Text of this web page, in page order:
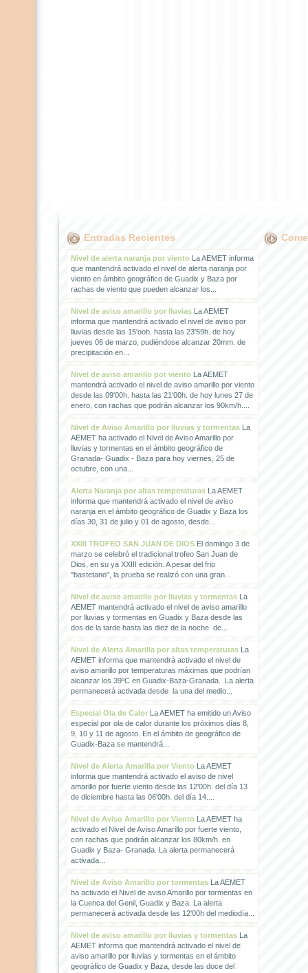
Entradas Recientes
Nivel de alerta naranja por vientoLa AEMET informa
que mantendrá activado el nivel de alerta naranja por
viento en ámbito geográfico de Guadix y Baza por
rachas de viento que pueden alcanzar los...
Nivel de aviso amarillo por lluviasLa AEMET
informa que mantendrá activado el nivel de aviso por
lluvias desde las 15'ooh. hasta las 23'59h. de hoy
jueves 06 de marzo, pudiéndose alcanzar 20mm. de
precipitación en...
Nivel de aviso amarillo por vientoLa AEMET
mantendrá activado el nivel de aviso amarillo por viento
desde las 09'00h. hasta las 21'00h. de hoy lunes 27 de
enero, con rachas que podrán alcanzar los 90km/h....
Nivel de Aviso Amarillo por lluvias y tormentasLa
AEMET ha activado el Nivel de Aviso Amarillo por
lluvias y tormentas en el ámbito geográfico de
Granada- Guadix - Baza para hoy viernes, 25 de
octubre, con una...
Alerta Naranja por altas temperaturasLa AEMET
informa que mantendrá activado el nivel de aviso
naranja en el ámbito geográfico de Guadix y Baza los
días 30, 31 de julio y 01 de agosto, desde...
XXIII TROFEO SAN JUAN DE DIOSEl domingo 3 de
marzo se celebró el tradicional trofeo San Juan de
Dios, en su ya XXIII edición. A pesar del frio
"bastetano", la prueba se realizó con una gran...
Nivel de aviso amarillo por lluvias y tormentasLa
AEMET mantendrá activado el nivel de aviso amarillo
por lluvias y tormentas en Guadix y Baza desde las
dos de la tarde hasta las diez de la noche de...
Nivel de Alerta Amarilla por altas temperaturasLa
AEMET informa que mantendrá activado el nivel de
aviso amarillo por temperaturas máximas que podrían
alcanzar los 39ºC en Guadix-Baza-Granada. La alerta
permanecerá activada desde la una del medio...
Especial Ola de CalorLa AEMET ha emitido un Aviso
especial por ola de calor durante los próximos días 8,
9, 10 y 11 de agosto. En el ámbito de geográfico de
Guadix-Baza se mantendrá...
Nivel de Alerta Amarilla por VientoLa AEMET
informa que mantendrá activado el aviso de nivel
amarillo por fuerte viento desde las 12'00h. del día 13
de diciembre hasta las 06'00h. del día 14....
Nivel de Aviso Amarillo por VientoLa AEMET ha
activado el Nivel de Aviso Amarillo por fuerte viento,
con rachas que podrán alcanzar los 80km/h. en
Guadix y Baza- Granada. La alerta permanecerá
activada...
Nivel de Aviso Amarillo por tormentasLa AEMET
ha activado el Nivel de aviso Amarillo por tormentas en
la Cuenca del Genil, Guadix y Baza. La alerta
permanecerá activada desde las 12'00h del mediodía...
Nivel de aviso amarillo por lluvias y tormentasLa
AEMET informa que mantendrá activado el nivel de
aviso amarillo por lluvias y tormentas en el ámbito
geográfico de Guadix y Baza, desde las doce del